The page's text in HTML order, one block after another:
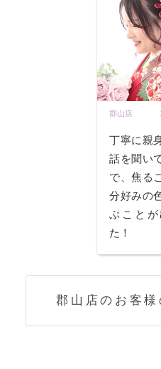
郡山店
丁寧に親
話を聞い
で、焦る
分好みの
ぶこと
た！
郡山店のお客